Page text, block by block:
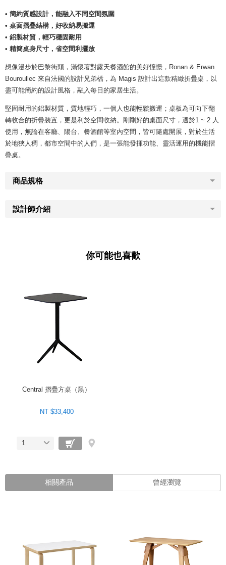
• 簡約質感設計，能融入不同空間氛圍
• 桌面摺疊結構，好收納易搬運
• 鋁製材質，輕巧穩固耐用
• 精簡桌身尺寸，省空間利擺放
想像漫步於巴黎街頭，滿懷著對露天餐酒館的美好憧憬，Ronan & Erwan
Bouroullec 來自法國的設計兄弟檔，為 Magis 設計出這款精緻折疊桌，以
盡可能簡約的設計風格，融入每日的家居生活。
堅固耐用的鋁製材質，質地輕巧，一個人也能輕鬆搬運；桌板為可向下翻
轉收合的折疊裝置，更是利於空間收納。剛剛好的桌面尺寸，適於1 ~ 2 人
使用，無論在客廳、陽台、餐酒館等室內空間，皆可隨處開展，對於生活
於地狹人稠，都市空間中的人們，是一張能發揮功能、靈活運用的機能摺
疊桌。
商品規格
設計師介紹
你可能也喜歡
Central 摺疊方桌（黑）
NT $33,400
1
相關產品 曾經瀏覽